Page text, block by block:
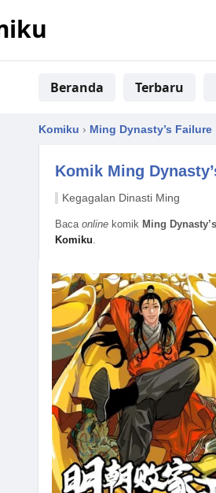
Beranda Terbaru
Komiku › Ming Dynasty’s Failure
Komik Ming
Kegagalan Dinasti Ming
Baca onlinekomik Ming
Komiku.